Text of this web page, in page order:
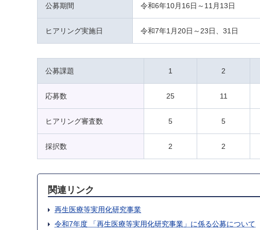
公募期間 令和6年10月16日～11月13日
ヒアリング実施日 令和7年1月20日～23日、31日
公募課題 1 2
応募数 25 11
ヒアリング審査数 5 5
採択数 2 2
関連リンク
再生医療等実用化研究事業
令和7年度 「再生医療等実用化研究事業」に係る公募について